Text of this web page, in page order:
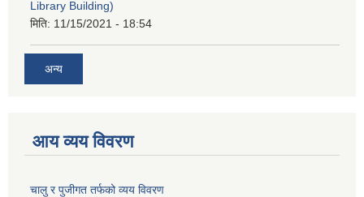
Library Building)
मिति: 11/15/2021 - 18:54
अन्य
आय व्यय विवरण
चालु र पुजीगत तर्फको व्यय विवरण